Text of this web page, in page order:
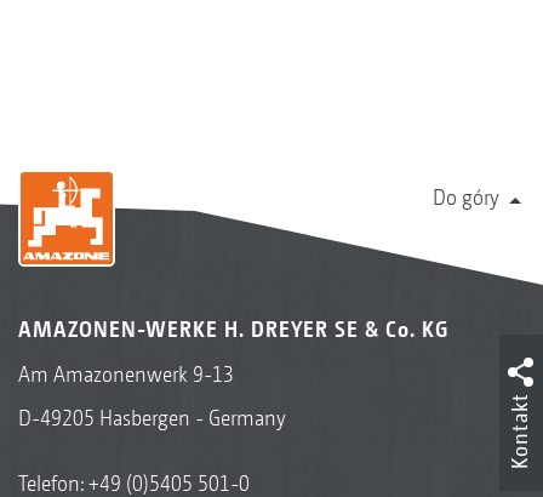
Do góry
AMAZONEN-WERKE H. DREYER SE & Co. KG
Am Amazonenwerk 9-13
D-49205 Hasbergen - Germany
Telefon:+49 (0)5405 501-0
Kontakt